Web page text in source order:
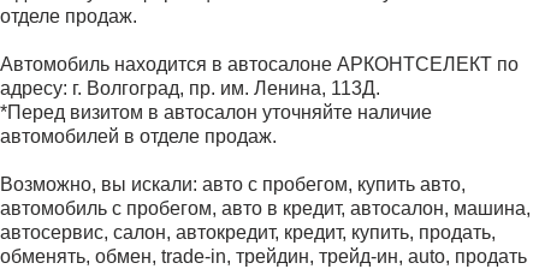
отделе продаж.
Автомобиль находится в автосалоне АРКОНТСЕЛЕКТ по
адресу: г. Волгоград, пр. им. Ленина, 113Д.
*Перед визитом в автосалон уточняйте наличие
автомобилей в отделе продаж.
Возможно, вы искали: авто с пробегом, купить авто,
автомобиль с пробегом, авто в кредит, автосалон, машина,
автосервис, салон, автокредит, кредит, купить, продать,
обменять, обмен, trаdе-in, трейдин, трейд-ин, аutо, продать